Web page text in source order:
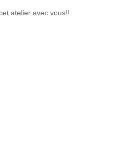
atelier avec vous!!